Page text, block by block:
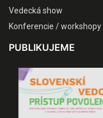
Vedecká show
Konferencie / workshopy
PUBLIKUJEME